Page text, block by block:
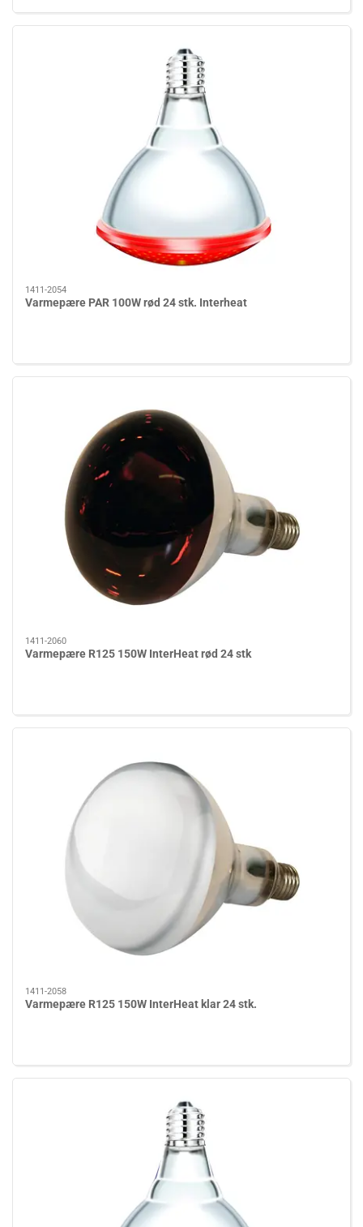
1411-2054
Varmepære PAR 100W rød 24 stk. Interheat
1411-2060
Varmepære R125 150W InterHeat rød 24 stk
1411-2058
Varmepære R125 150W InterHeat klar 24 stk.